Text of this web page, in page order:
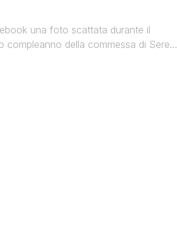
una foto scattata durante il
compleanno della commessa di Serena